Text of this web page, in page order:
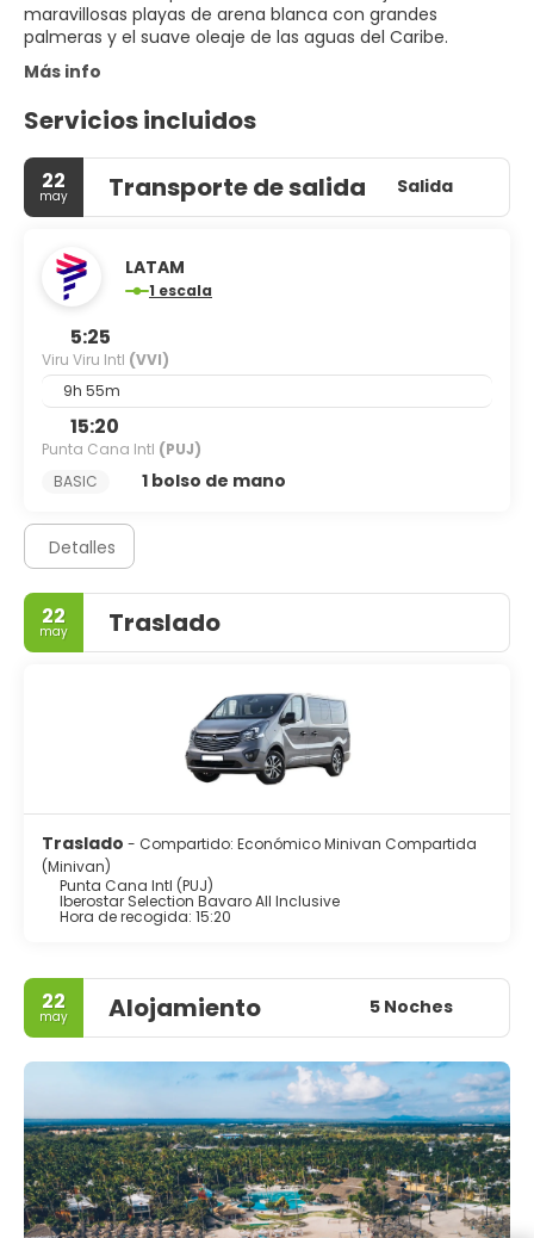
maravillosas playas de arena blanca con grandes
palmeras y el suave oleaje de las aguas del Caribe.
Más info
Servicios incluidos
22
may Transporte de salida Salida
LATAM
1 escala
5:25
Viru Viru Intl (VVI)
9h 55m
15:20
Punta Cana Intl (PUJ)
BASIC
1 bolso de mano
Detalles
22
may Traslado
Traslado - Compartido: Económico Minivan Compartida
(Minivan)
Punta Cana Intl (PUJ)
Iberostar Selection Bavaro All Inclusive
Hora de recogida: 15:20
22
may Alojamiento 5 Noches